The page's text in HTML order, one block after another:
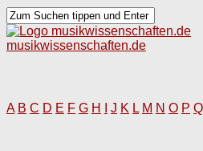
musikwissenschaften.de
A B C D E F G H J K L M N O P Q